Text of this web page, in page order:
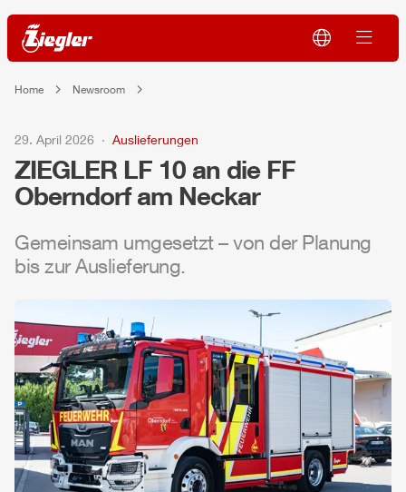
Home Newsroom
29. April 2026 Auslieferungen
ZIEGLER LF 10 an die FF
Oberndorf am Neckar
Gemeinsam umgesetzt – von der Planung
bis zur Auslieferung.